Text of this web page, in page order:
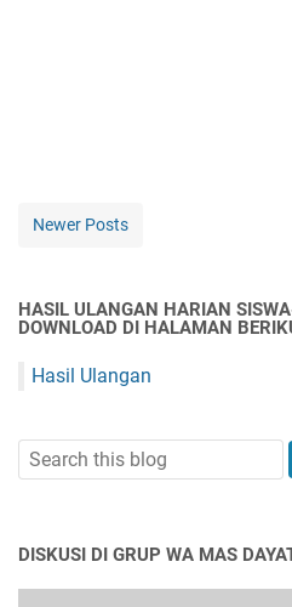
Newer Posts
HASIL ULANGAN HARIAN
DOWNLOAD DI HALAMAN
Hasil Ulangan
DISKUSI DI GRUP WA MAS